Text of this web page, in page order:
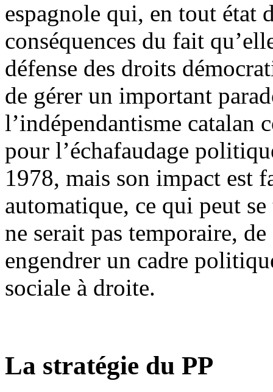
espagnole qui, en tout état
conséquences du fait
défense des droits
de gérer un important
l’indépendantisme catalan
pour l’échafaudage
1978, mais son impact est
automatique, ce qui peut
ne serait pas temporaire,
engendrer un cadre
sociale à droite.
La stratégie du PP